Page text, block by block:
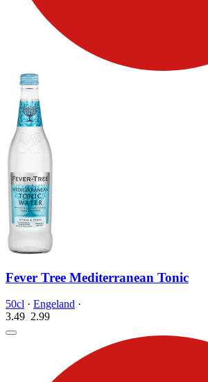
Fever Tree Mediterranean Tonic
50cl · Engeland ·
3.49 2.99